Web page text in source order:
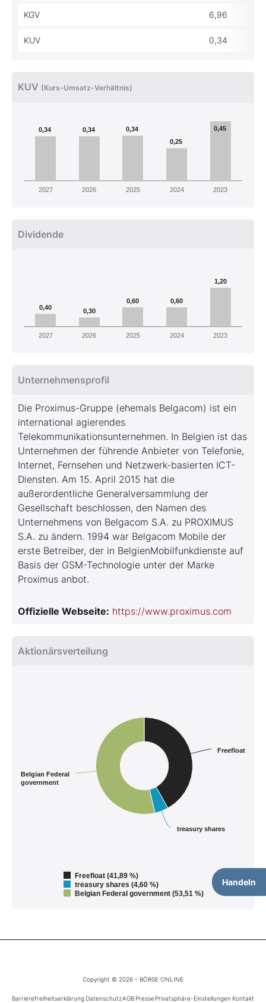
Handeln
KGV 6,96
KUV 0,34
KUV (Kurs-Umsatz-Verhältnis)
0,34 0,34
0,34
0,25
0,45
2027 2026 2025 2024 2023
Dividende
0,40 0,30
0,60 0,60
1,20
2027 2026 2025 2024 2023
Unternehmensprofil
Die Proximus-Gruppe (ehemals Belgacom) ist ein
international agierendes
Telekommunikationsunternehmen. In Belgien ist das
Unternehmen der führende Anbieter von Telefonie,
Internet, Fernsehen und Netzwerk-basierten ICT-
Diensten. Am 15. April 2015 hat die
außerordentliche Generalversammlung der
Gesellschaft beschlossen, den Namen des
Unternehmens von Belgacom S.A. zu PROXIMUS
S.A. zu ändern. 1994 war Belgacom Mobile der
erste Betreiber, der in BelgienMobilfunkdienste auf
Basis der GSM-Technologie unter der Marke
Proximus anbot.
Offizielle Webseite: https://www.proximus.com
Aktionärsverteilung
Freefloat
treasury shares
Belgian Federal
government
Freefloat (41,89 %)
treasury shares (4,60 %)
Belgian Federal government (53,51 %)
Copyright © 2026 – BÖRSE ONLINE
Barrierefreiheitserklärung DatenschutzAGB PressePrivatsphäre-Einstellungen Kontakt